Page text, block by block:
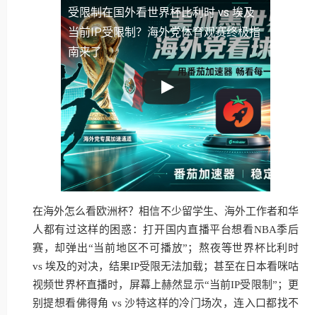
受限制在国外看世界杯比利时 vs 埃及
当前IP受限制？海外党体育观赛终极指
南来了
在海外怎么看欧洲杯？相信不少留学生、海外工作者和华
人都有过这样的困惑：打开国内直播平台想看NBA季后
赛，却弹出“当前地区不可播放”；熬夜等世界杯比利时
vs 埃及的对决，结果IP受限无法加载；甚至在日本看咪咕
视频世界杯直播时，屏幕上赫然显示“当前IP受限制”；更
别提想看佛得角 vs 沙特这样的冷门场次，连入口都找不